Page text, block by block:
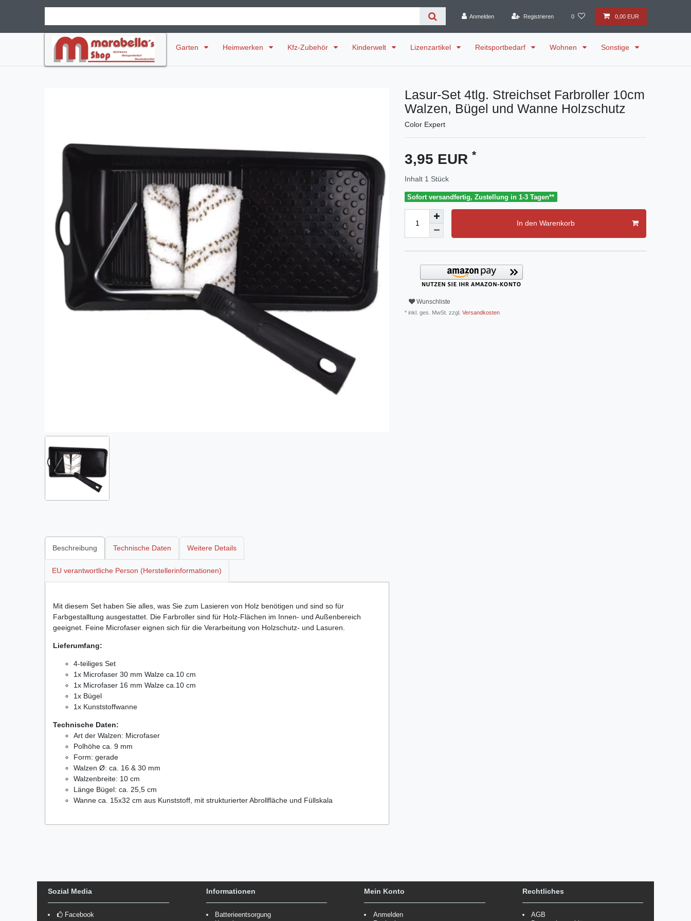
Anmelden Registrieren 0 0,00 EUR
Garten Heimwerken Kfz-Zubehör Kinderwelt Lizenzartikel Reitsportbedarf Wohnen Sonstige
Lasur-Set 4tlg. Streichset Farbroller 10cm
Walzen, Bügel und Wanne Holzschutz
Color Expert
3,95 EUR *
Inhalt 1 Stück
Sofort versandfertig, Zustellung in 1-3 Tagen**
In den Warenkorb
Wunschliste
* inkl. ges. MwSt. zzgl. Versandkosten
Beschreibung Technische Daten Weitere Details
EU verantwortliche Person (Herstellerinformationen)
Mit diesem Set haben Sie alles, was Sie zum Lasieren von Holz benötigen und sind so für
Farbgestalltung ausgestattet. Die Farbroller sind für Holz-Flächen im Innen- und Außenbereich
geeignet. Feine Microfaser eignen sich für die Verarbeitung von Holzschutz- und Lasuren.
Lieferumfang:
4-teiliges Set
1x Microfaser 30 mm Walze ca.10 cm
1x Microfaser 16 mm Walze ca.10 cm
1x Bügel
1x Kunststoffwanne
Technische Daten:
Art der Walzen: Microfaser
Polhöhe ca. 9 mm
Form: gerade
Walzen Ø: ca. 16 & 30 mm
Walzenbreite: 10 cm
Länge Bügel: ca. 25,5 cm
Wanne ca. 15x32 cm aus Kunststoff, mit strukturierter Abrollfläche und Füllskala
Sozial Media
Facebook
Informationen
Batterieentsorgung
Mein Konto
Anmelden
Rechtliches
AGB